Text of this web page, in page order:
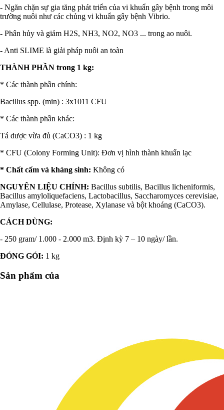
- Ngăn chặn sự gia tăng phát triển của vi khuẩn gây bệnh trong môi
trường nuôi như các chủng vi khuẩn gây bệnh Vibrio.
- Phân hủy và giảm H2S, NH3, NO2, NO3 ... trong ao nuôi.
- Anti SLIME là giải pháp nuôi an toàn
THÀNH PHẦN trong 1 kg:
* Các thành phần chính:
Bacillus spp. (min) : 3x1011 CFU
* Các thành phần khác:
Tá dược vừa đủ (CaCO3) : 1 kg
* CFU (Colony Forming Unit): Đơn vị hình thành khuẩn lạc
* Chất cấm và kháng sinh: Không có
NGUYÊN LIỆU CHÍNH: Bacillus subtilis, Bacillus licheniformis,
Bacillus amyloliquefaciens, Lactobacillus, Saccharomyces cerevisiae,
Amylase, Cellulase, Protease, Xylanase và bột khoáng (CaCO3).
CÁCH DÙNG:
- 250 gram/ 1.000 - 2.000 m3. Định kỳ 7 – 10 ngày/ lần.
ĐÓNG GÓI: 1 kg
Sản phẩm của